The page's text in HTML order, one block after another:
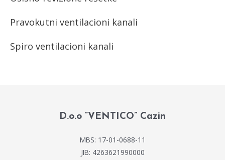
Pravokutni ventilacioni kanali
Spiro ventilacioni kanali
D.o.o “VENTICO” Cazin
MBS: 17-01-0688-11
JIB: 4263621990000